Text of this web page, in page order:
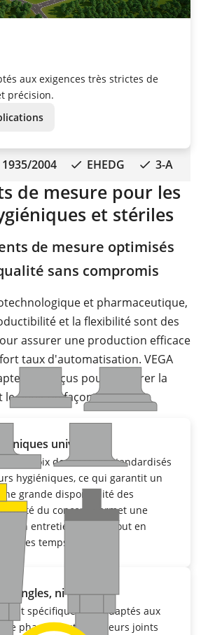
aux exigences très strictes de
précision.
1935/2004 EHEDG 3-A
de mesure pour les
et stériles
de mesure optimisés
sans compromis
et pharmaceutique,
et la flexibilité sont des
assurer une production efficace
taux d'automatisation. VEGA
conçus pour mesurer la
le débit de façon optimale.
universels
choix de raccords standardisés
hygiéniques, ce qui garantit un
grande disponibilité des
du concept permet une
un entretien rapide, tout en
et les temps d'arrêt.
angles, ni arêtes
sont spécifiquement adaptés aux
pharmaceutique : leurs joints